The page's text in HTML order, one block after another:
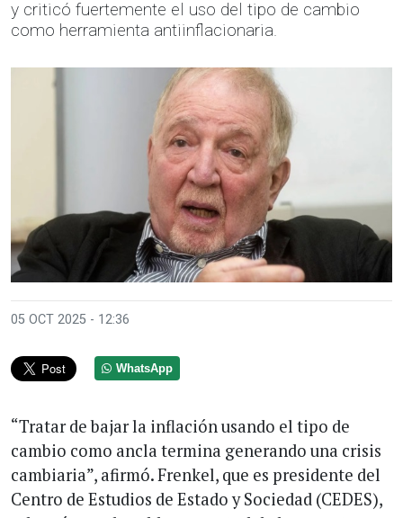
y criticó fuertemente el uso del tipo de cambio
como herramienta antiinflacionaria.
05 OCT 2025 - 12:36
WhatsApp
“Tratar de bajar la inflación usando el tipo de
cambio como ancla termina generando una crisis
cambiaria”, afirmó. Frenkel, que es presidente del
Centro de Estudios de Estado y Sociedad (CEDES),